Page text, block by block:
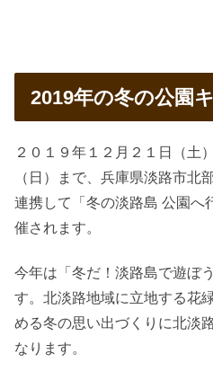
2019年の冬の公園
２０１９年１２月２１日（土
（日）まで、兵庫県淡路市北
連携して「冬の淡路島 公園へ
催されます。
今年は「冬だ！淡路島で遊ぼ
す。北淡路地域に立地する花
める冬の思い出づくりに北淡
なります。